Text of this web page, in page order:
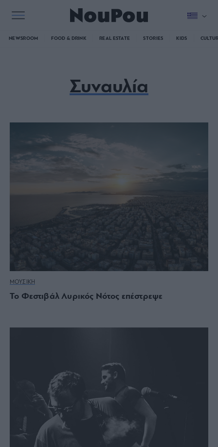
NEWSROOM FOOD & DRINK REAL ESTATE STORIES KIDS
Συναυλία
ΜΟΥΣΙΚΗ
Το Φεστιβάλ Λυρικός Νότος επέστρεψε